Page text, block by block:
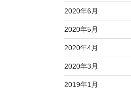
2020年6月
2020年5月
2020年4月
2020年3月
2019年1月